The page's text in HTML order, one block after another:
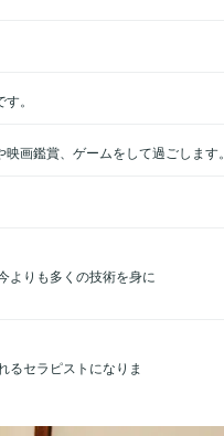
。
画鑑賞、ゲームをして過ごします。
よりも多くの技術を身に
るセラピストになりま